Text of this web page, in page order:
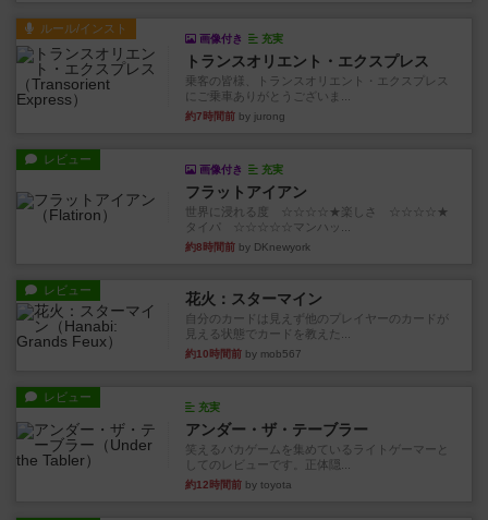
ルール/インスト
画像付き 充実
トランスオリエント・エクスプレス
乗客の皆様、トランスオリエント・エクスプレス
にご乗車ありがとうございま...
約7時間前 by jurong
レビュー
画像付き 充実
フラットアイアン
世界に浸れる度 ☆☆☆☆★楽しさ ☆☆☆☆★
タイパ ☆☆☆☆☆マンハッ...
約8時間前 by DKnewyork
レビュー 花火：スターマイン
自分のカードは見えず他のプレイヤーのカードが
見える状態でカードを教えた...
約10時間前 by mob567
レビュー
充実
アンダー・ザ・テーブラー
笑えるバカゲームを集めているライトゲーマーと
してのレビューです。正体隠...
約12時間前 by toyota